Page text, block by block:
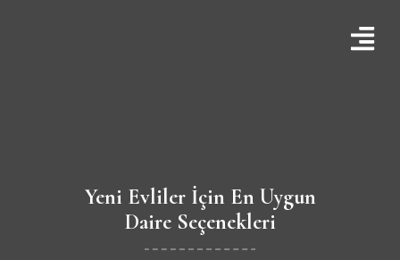
Yeni Evliler İçin En Uygun
Daire Seçenekleri